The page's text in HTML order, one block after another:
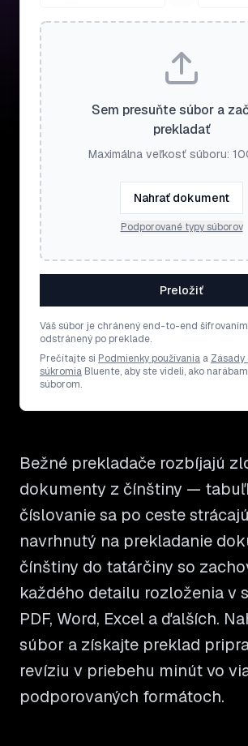
Sem presuňte súbor a
prekladať
Maximálna veľkosť súboru:
Nahrať dokument
Podporované typy súborov
Preložiť
Váš súbor je chránený end-to-end
odstránený po preklade.
Prečítajte si Podmienky používania a Zásady
súkromia Bluente, aby ste videli, ako
súborom.
Bežné prekladače rozbíjajú
dokumenty z čínštiny —
číslovanie sa po ceste
navrhnutý na prekladanie
čínštiny do tatárčiny so
každého detailu rozloženia v
PDF, Word, Excel a ďalších.
súbor a získajte preklad
revíziu v priebehu minút vo
podporovaných formátoch.